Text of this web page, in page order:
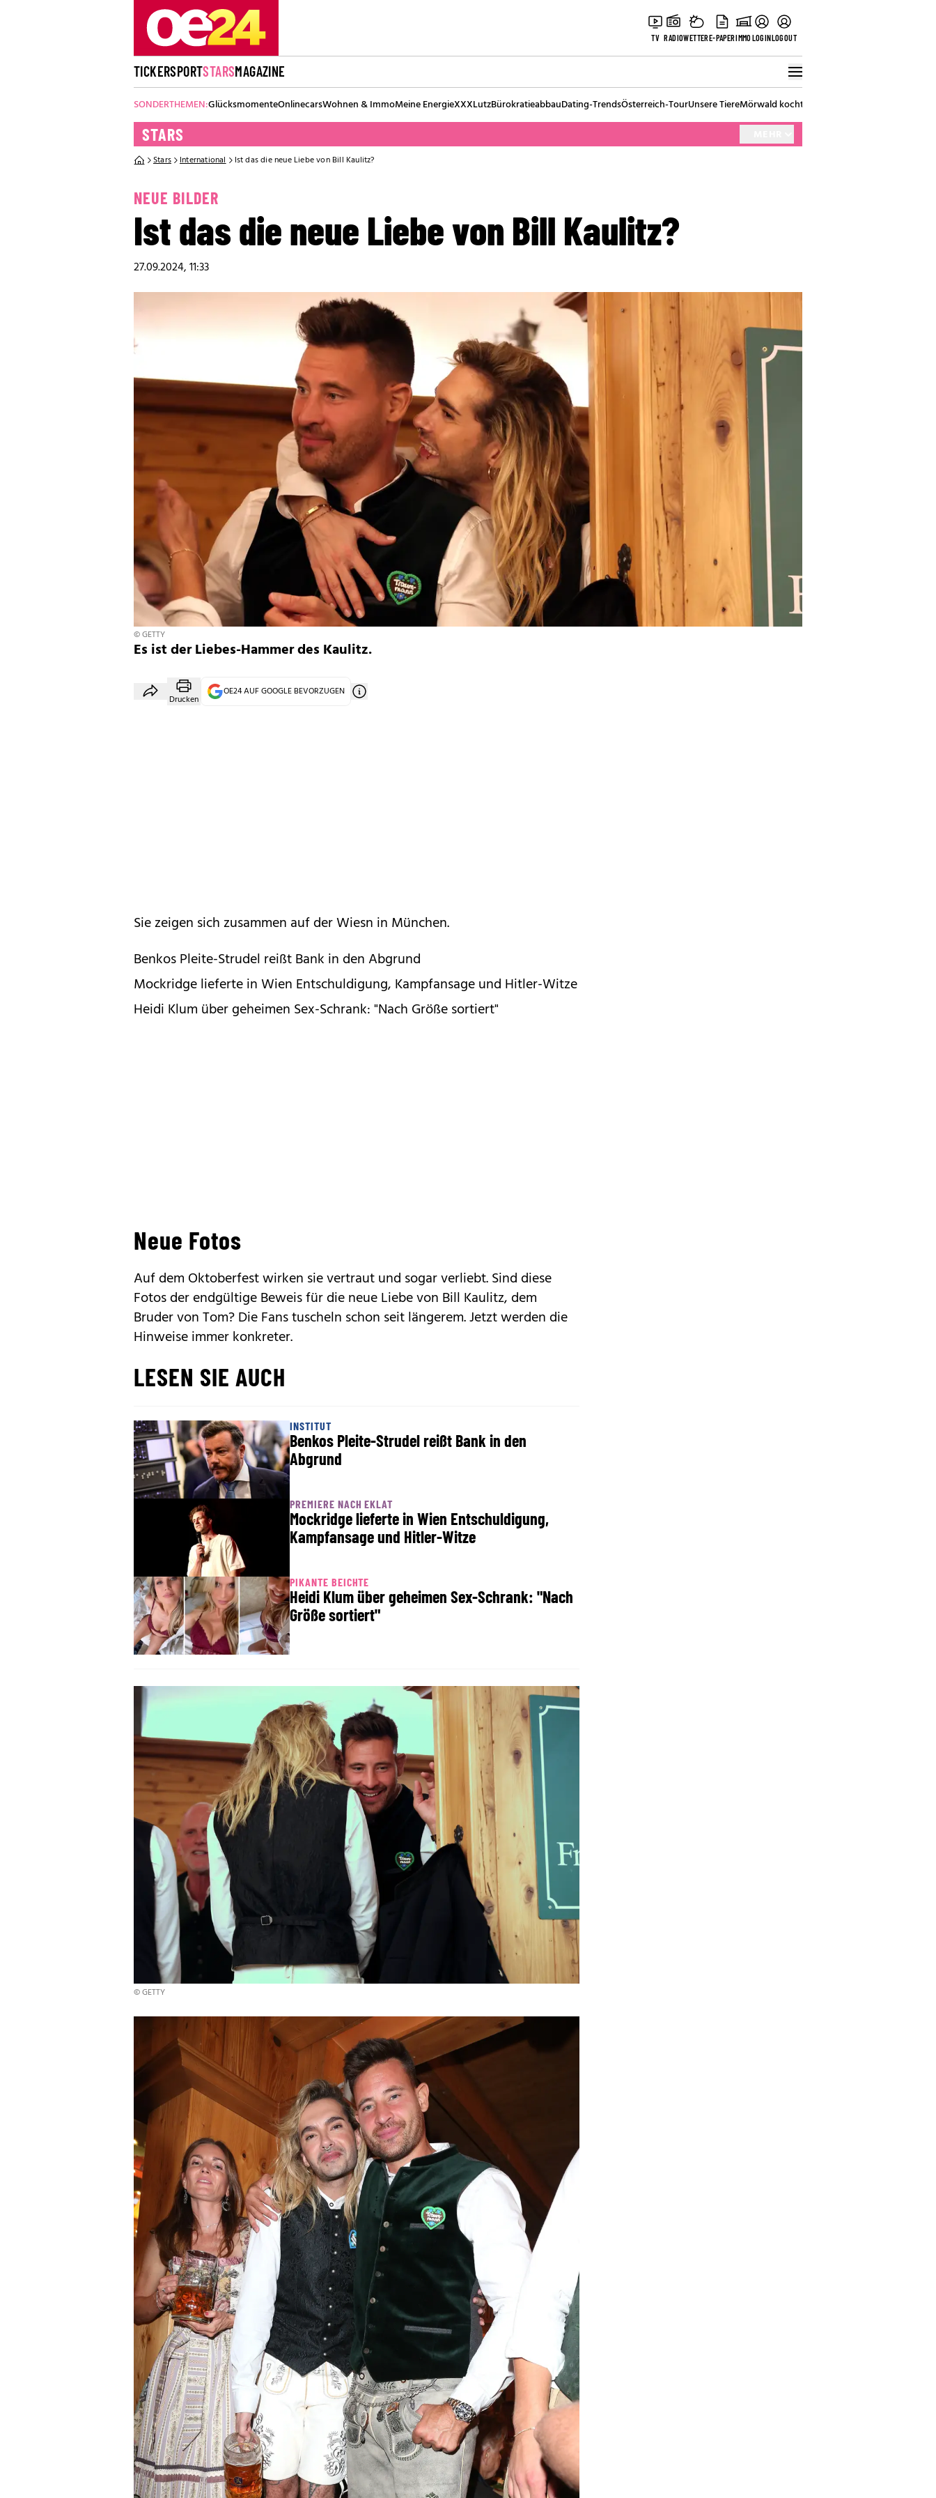
TV RADIOWETTERE-PAPERIMMOLOGINLOGOUT
TICKERSPORTSTARSMAGAZINE
SONDERTHEMEN:GlücksmomenteOnlinecarsWohnen & ImmoMeine EnergieXXXLutzBürokratieabbauDating-TrendsÖsterreich-TourUnsere TiereMörwald kocht
STARS
Stars International Ist das die neue Liebe von Bill Kaulitz?
NEUE BILDER
Ist das die neue Liebe von Bill Kaulitz?
27.09.2024, 11:33
© GETTY
Es ist der Liebes-Hammer des Kaulitz.
Drucken
OE24 AUF GOOGLE BEVORZUGEN
Sie zeigen sich zusammen auf der Wiesn in München.
Benkos Pleite-Strudel reißt Bank in den Abgrund
Mockridge lieferte in Wien Entschuldigung, Kampfansage und Hitler-Witze
Heidi Klum über geheimen Sex-Schrank: "Nach Größe sortiert"
Neue Fotos
Auf dem Oktoberfest wirken sie vertraut und sogar verliebt. Sind diese
Fotos der endgültige Beweis für die neue Liebe von Bill Kaulitz, dem
Bruder von Tom? Die Fans tuscheln schon seit längerem. Jetzt werden die
Hinweise immer konkreter.
LESEN SIE AUCH
INSTITUT
Benkos Pleite-Strudel reißt Bank in den
Abgrund
PREMIERE NACH EKLAT
Mockridge lieferte in Wien Entschuldigung,
Kampfansage und Hitler-Witze
PIKANTE BEICHTE
Heidi Klum über geheimen Sex-Schrank: "Nach
Größe sortiert"
© GETTY